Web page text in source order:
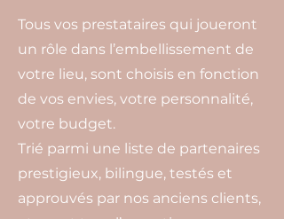
Tous vos prestataires qui joueront
un rôle dans l’embellissement de
votre lieu, sont choisis en fonction
de vos envies, votre personnalité,
votre budget.
Trié parmi une liste de partenaires
prestigieux, bilingue, testés et
approuvés par nos anciens clients,